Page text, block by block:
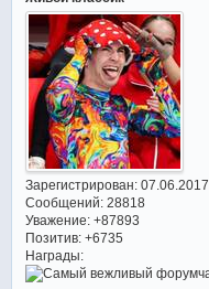
Зарегистрирован: 07.06.2017
Сообщений:28818
Уважение: +87893
Позитив: +6735
Награды: